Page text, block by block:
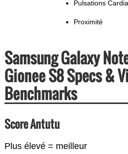
Pulsations
Proximité
Samsung Galaxy
Gionee S8 Specs &
Benchmarks
Score Antutu
Plus élevé = meilleur